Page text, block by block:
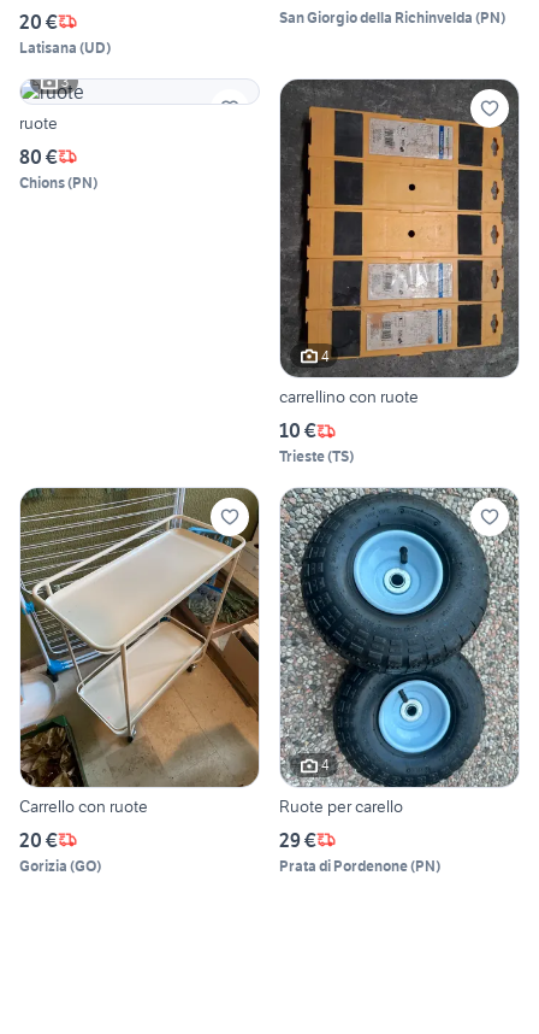
20 €
Latisana (UD)
San Giorgio della Richinvelda (PN)
3
ruote
80 €
Chions(PN)
4
carrellino con ruote
10 €
Trieste(TS)
Carrello con ruote
20 €
Gorizia (GO)
4
Ruote per carello
29 €
Prata di Pordenone(PN)